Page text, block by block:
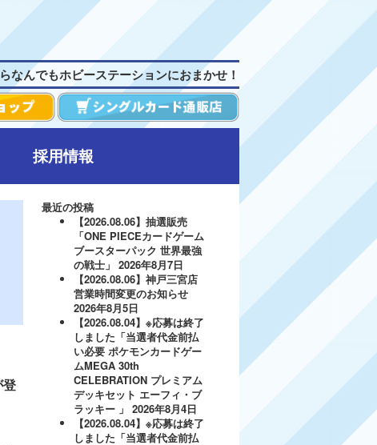
なんでもホビーステーションにおまかせ！
採用情報
登
最近の投稿
【2026.08.06】抽選販売
「ONE PIECEカードゲーム
ブースターパック 世界最強
の戦士」 2026年8月7日
【2026.08.06】神戸三宮店
営業時間変更のお知らせ
2026年8月5日
【2026.08.04】※応募は終了
しました「当選者代金前払
い必要 ポケモンカードゲー
ムMEGA 30th
CELEBRATION プレミアム
デッキセット エーフィ・ブ
ラッキー 」 2026年8月4日
【2026.08.04】※応募は終了
しました「当選者代金前払